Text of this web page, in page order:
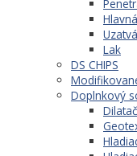
Lak
DS CHIPS
Doplnkový